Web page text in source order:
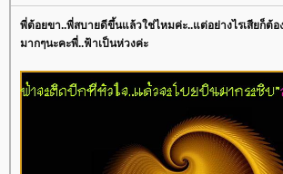
พี่ต้อยขา..พี่สบายดีขึ้นแล้วใช่ไหมค่ะ..แต่อย่างไรเสียก็ต้อ
มากๆนะคะพี่..ฟ้าเป็นห่วงค่ะ